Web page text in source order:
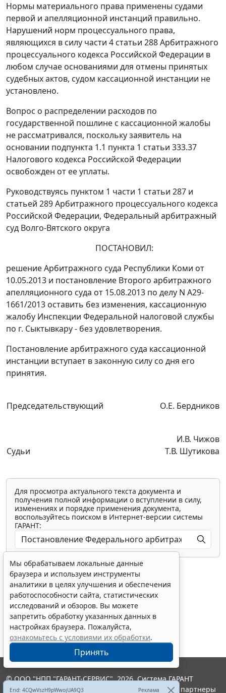
Нормы материального права применены судами
первой и апелляционной инстанций правильно.
Нарушений норм процессуального права,
являющихся в силу части 4 статьи 288Арбитражного
процессуального кодекса Российской Федерации в
любом случае основаниями для отмены принятых
судебных актов, судом кассационной инстанции не
установлено.
Вопрос о распределении расходов по
государственной пошлине с кассационной жалобы
не рассматривался, поскольку заявитель на
основании подпункта 1.1 пункта 1 статьи 333.37
Налогового кодекса Российской Федерации
освобожден от ее уплаты.
Руководствуясь пунктом 1 части 1 статьи 287 и
статьей 289Арбитражного процессуального кодекса
Российской Федерации, Федеральный арбитражный
суд Волго-Вятского округа
ПОСТАНОВИЛ:
решениеАрбитражного суда Республики Коми от
10.05.2013 и постановление Второго арбитражного
апелляционного суда от 15.08.2013 по делу N А29-
1661/2013 оставить без изменения, кассационную
жалобу Инспекции Федеральной налоговой службы
по г. Сыктывкару - без удовлетворения.
Постановление арбитражного суда кассационной
инстанции вступает в законную силу со дня его
принятия.
Председательствующий О.Е. Бердников
Судьи
И.В. Чижов
Т.В. Шутикова
Для просмотра актуального текста документа и
получения полной информации о вступлении в силу,
изменениях и порядке применения документа,
воспользуйтесь поиском в Интернет-версии системы
ГАРАНТ:
Показать все материалы
Мы обрабатываем локальные данные
браузера и используем инструменты
аналитики в целях улучшения и обеспечения
работоспособности сайта, статистических
исследований и обзоров. Вы можете
запретить обработку указанных данных в
настройках браузера. Пожалуйста,
ознакомьтесь с условиями их обработки.
Принять
Erid: 4CQwVszH9pWwojUA9Q3 Реклама
© ООО "НПП "ГАРАНТ-СЕРВИС", 2026. Система ГАРАНТ
выпускается с 1990 года. Компания "Гарант" и ее партнеры